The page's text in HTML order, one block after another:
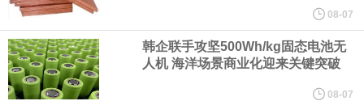
美国总统特朗普6日否认他对国防部长赫格塞思不满，称对赫格塞思
所做的工作“非常满意”。特朗普在社交媒体上发帖称，一些媒体有关
他与赫格塞思就弹药短缺问题发生冲突的报道是“完全没有根据的谣
08-07
韩企联手攻坚500Wh/kg固态电池无
人机 海洋场景商业化迎来关键突破
08-07